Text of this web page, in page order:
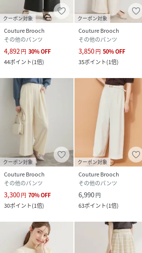
クーポン対象
Couture Brooch
その他のパンツ
4,892円 30%OFF
44ポイント(1倍)
クーポン対象
Couture Brooch
その他のパンツ
3,850円 50%OFF
35ポイント(1倍)
クーポン対象
Couture Brooch
その他のパンツ
3,300円 70%OFF
30ポイント(1倍)
クーポン対象
Couture Brooch
その他のパンツ
6,990円
63ポイント(1倍)